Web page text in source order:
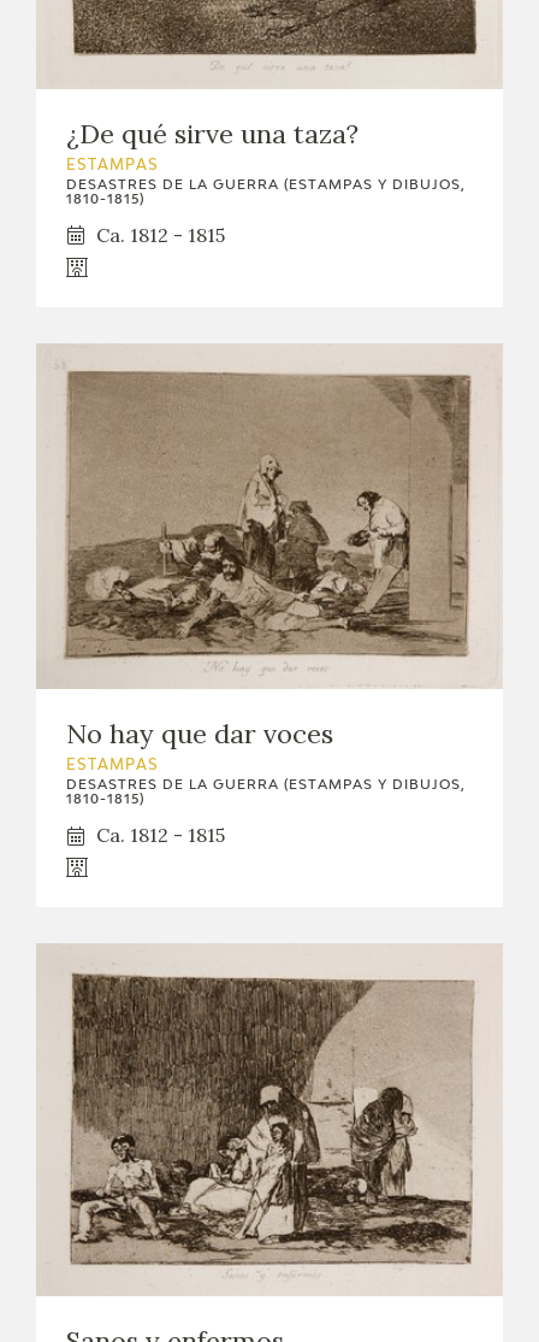
¿De qué sirve una taza?
ESTAMPAS
DESASTRES DE LA GUERRA (ESTAMPAS Y DIBUJOS,
1810-1815)
Ca. 1812 - 1815
No hay que dar voces
ESTAMPAS
DESASTRES DE LA GUERRA (ESTAMPAS Y DIBUJOS,
1810-1815)
Ca. 1812 - 1815